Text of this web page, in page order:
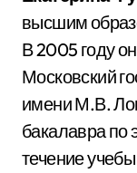
высшим
В 2005 году
Московский
имени М.В.
бакалавра по
течение